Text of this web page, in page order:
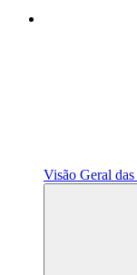
Visão Geral